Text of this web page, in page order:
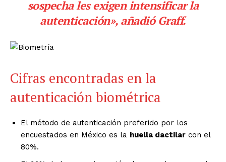
sospecha les exigen intensificar la
autenticación», añadió Graff.
Cifras encontradas en la
autenticación biométrica
El método de autenticación preferido por los
encuestados en México es la huella dactilar con el
80%.